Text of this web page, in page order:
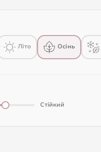
Літо Осінь
Стійкий